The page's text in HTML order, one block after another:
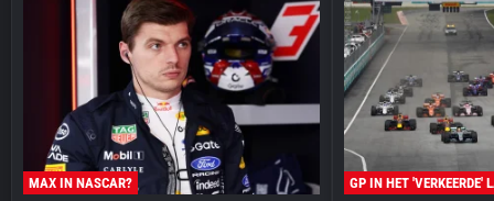
MAX IN NASCAR? GP IN HET 'VERKEERDE'